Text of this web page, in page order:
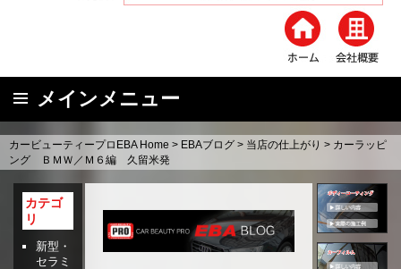
メインメニュー
コ
ン
カービューティープロEBA Home > EBAブログ > 当店の仕上がり > カーラッピ
ング ＢＭＷ／Ｍ６編 久留米発
カテゴ
リ
新型・
セラミ